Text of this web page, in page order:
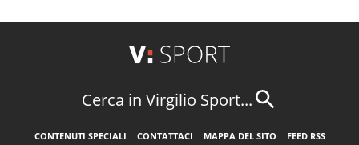
Cerca in Virgilio Sport...
CONTENUTI SPECIALI CONTATTACI MAPPA DEL SITO FEED RSS